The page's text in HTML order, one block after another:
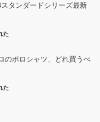
タンダードシリーズ最新
た
のポロシャツ、どれ買うべ
た